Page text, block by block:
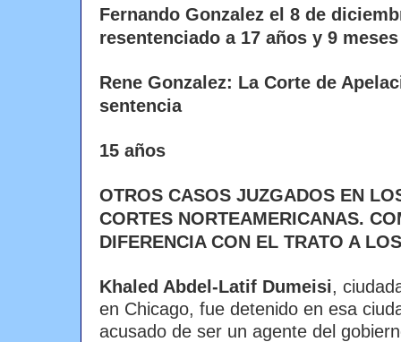
Fernando Gonzalez el 8 de
resentenciado a17 años y 9 meses
Rene Gonzalez: La Corte de
sentencia
15 años
OTROS CASOS JUZGADOS EN
CORTES NORTEAMERICANAS.
DIFERENCIA CON EL TRATO A
Khaled Abdel-Latif Dumeisi,
en Chicago, fue detenido en esa
acusado de ser un agente del